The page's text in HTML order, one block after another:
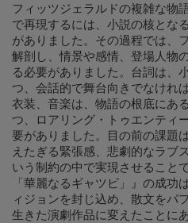
フィッツジェラルドの複雑な物
で再現するには、小説の核とな
がありました。その過程では、
解剖し、情景や感情、登場人物
る必要がありました。台詞は、
つ、会話的で舞台向きでなけれ
衣装、音楽は、物語の根底にあ
つ、ロアリング・トゥエンティ
要がありました。目の前の課題
えたぎる緊張感、悲劇的なラブ
いう制約の中で実現させること
「華麗なるギャツビ」』の成功
ィジョンを封じ込め、散文をパ
生きた演劇作品に変えたことにあ